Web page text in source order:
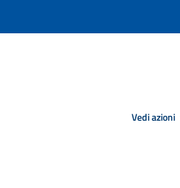
Vedi azioni